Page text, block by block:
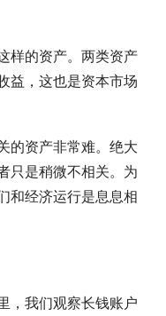
样的资产。两类资产
益，这也是资本市场
的资产非常难。绝大
只是稍微不相关。为
和经济运行是息息相
，我们观察长钱账户